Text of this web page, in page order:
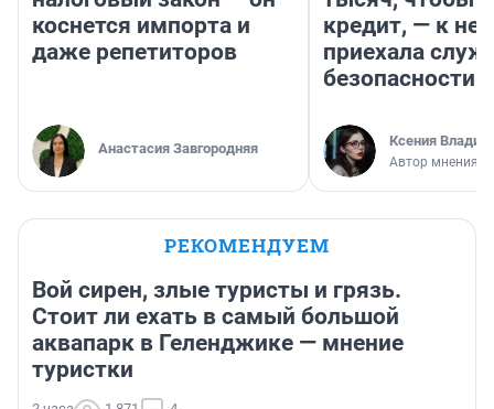
коснется импорта и
даже репетиторов
Анастасия Завгородняя
кредит, — к
приехала
безопасности
Ксения
Автор мнения
РЕКОМЕНДУЕМ
Вой сирен, злые туристы и грязь.
Стоит ли ехать в самый большой
аквапарк в Геленджике — мнение
туристки